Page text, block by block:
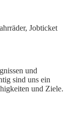
Jobticket
und
sind uns ein
und Ziele.